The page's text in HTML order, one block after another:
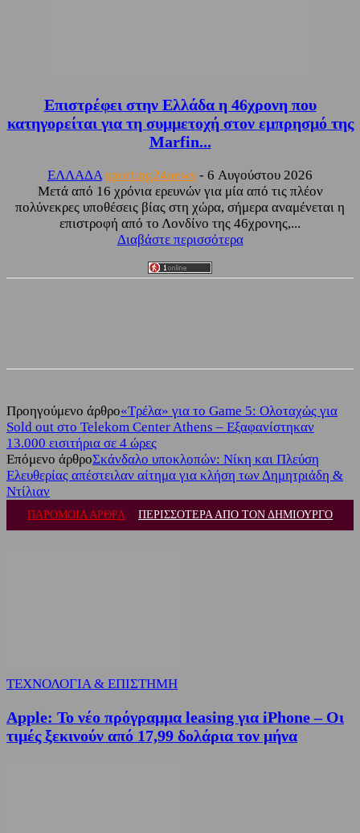
Επιστρέφει στην Ελλάδα η 46χρονη που
κατηγορείται για τη συμμετοχή στον εμπρησμό της
Marfin...
ΕΛΛΑΔΑ sporting24news - 6 Αυγούστου 2026
Μετά από 16 χρόνια ερευνών για μία από τις πλέον
πολύνεκρες υποθέσεις βίας στη χώρα, σήμερα αναμένεται η
επιστροφή από το Λονδίνο της 46χρονης,...
Διαβάστε περισσότερα
Προηγούμενο άρθρο«Τρέλα» για το Game 5: Ολοταχώς για
Sold out στο Telekom Center Athens – Εξαφανίστηκαν
13.000 εισιτήρια σε 4 ώρες
Επόμενο άρθροΣκάνδαλο υποκλοπών: Νίκη και Πλεύση
Ελευθερίας απέστειλαν αίτημα για κλήση των Δημητριάδη &
Ντίλιαν
ΠΑΡΟΜΟΙΑ ΑΡΘΡΑ ΠΕΡΙΣΣΟΤΕΡΑ ΑΠΟ ΤΟΝ ΔΗΜΙΟΥΡΓΟ
ΤΕΧΝΟΛΟΓΙΑ & ΕΠΙΣΤΗΜΗ
Apple: Το νέο πρόγραμμα leasing για iPhone – Οι
τιμές ξεκινούν από 17,99 δολάρια τον μήνα